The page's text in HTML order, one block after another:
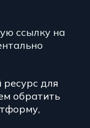
ссылку на
для
обратить